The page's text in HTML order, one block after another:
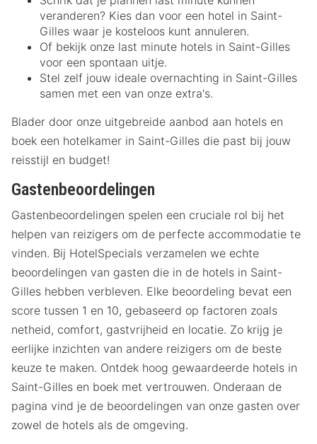
veranderen? Kies dan voor een hotel in Saint-
Gilles waar je kosteloos kunt annuleren.
Of bekijk onze last minute hotels in Saint-Gilles
voor een spontaan uitje.
Stel zelf jouw ideale overnachting in Saint-Gilles
samen met een van onze extra's.
Blader door onze uitgebreide aanbod aan hotels en
boek een hotelkamer in Saint-Gilles die past bij jouw
reisstijl en budget!
Gastenbeoordelingen
Gastenbeoordelingen spelen een cruciale rol bij het
helpen van reizigers om de perfecte accommodatie te
vinden. Bij HotelSpecials verzamelen we echte
beoordelingen van gasten die in de hotels in Saint-
Gilles hebben verbleven. Elke beoordeling bevat een
score tussen 1 en 10, gebaseerd op factoren zoals
netheid, comfort, gastvrijheid en locatie. Zo krijg je
eerlijke inzichten van andere reizigers om de beste
keuze te maken. Ontdek hoog gewaardeerde hotels in
Saint-Gilles en boek met vertrouwen. Onderaan de
pagina vind je de beoordelingen van onze gasten over
zowel de hotels als de omgeving.